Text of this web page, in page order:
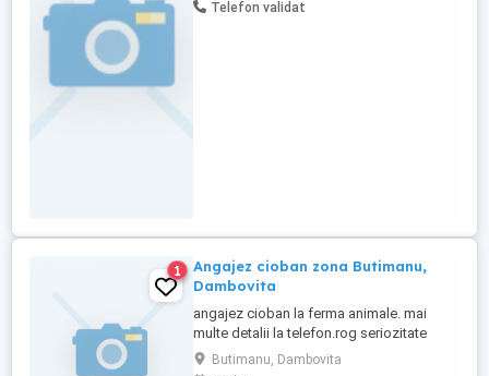
Telefon validat
1
Angajez cioban zona Butimanu,
Dambovita
angajez cioban la ferma animale. mai
multe detalii la telefon.rog seriozitate
Butimanu, Dambovita